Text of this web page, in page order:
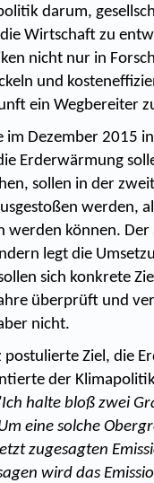
darum,
Wirtschaft zu
nicht nur in
und
ein Wegbereiter
Dezember 2015
Erderwärmung
sollen in der
werden,
werden können. Der
legt die
sich konkrete
überprüft und
nicht.
Ziel, die
der
halte bloß zwei
eine solche
zugesagten
wird das